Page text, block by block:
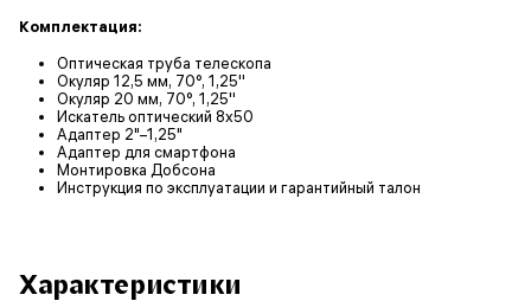
Комплектация:
Оптическая труба телескопа
Окуляр 12,5 мм, 70°, 1,25''
Окуляр 20 мм, 70°, 1,25''
Искатель оптический 8x50
Адаптер 2"–1,25"
Адаптер для смартфона
Монтировка Добсона
Инструкция по эксплуатации и гарантийный талон
Характеристики